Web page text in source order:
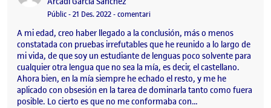
Visibilitat:
Públic-Data de publicació
21 Des. 2022-comentariel Autobiografía lingüística
A mi edad, creo haber llegado a la conclusión, más o menos
constatada con pruebas irrefutables que he reunido a lo largo de
mi vida, de que soy un estudiante de lenguas poco solvente para
cualquier otra lengua que no sea la mía, es decir, el castellano.
Ahora bien, en la mía siempre he echado el resto, y me he
aplicado con obsesión en la tarea de dominarla tanto como fuera
posible. Lo cierto es que no me conformaba con…